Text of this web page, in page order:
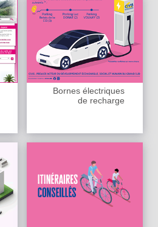
Bornes électriques
de recharge